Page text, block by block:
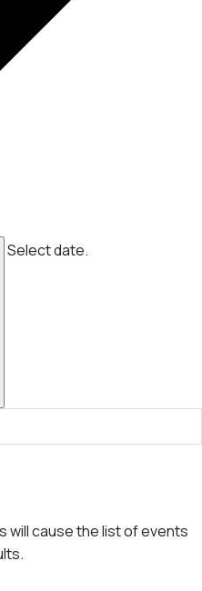
Select date.
will cause the list of events